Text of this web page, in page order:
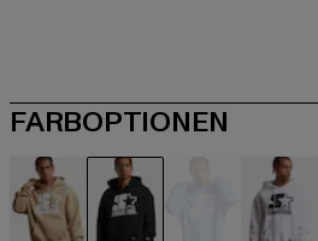
FARBOPTIONEN